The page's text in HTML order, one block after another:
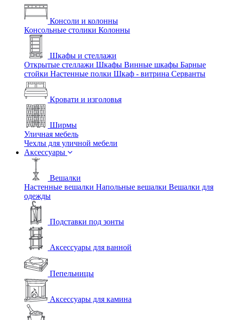
Консоли и колонны
Консольные столики Колонны
Шкафы и стеллажи
Открытые стеллажи Шкафы Винные шкафы Барные
стойки Настенные полки Шкаф - витрина Серванты
Кровати и изголовья
Ширмы
Уличная мебель
Чехлы для уличной мебели
Аксессуары
Вешалки
Настенные вешалки Напольные вешалки Вешалки для
одежды
Подставки под зонты
Аксессуары для ванной
Пепельницы
Аксессуары для камина